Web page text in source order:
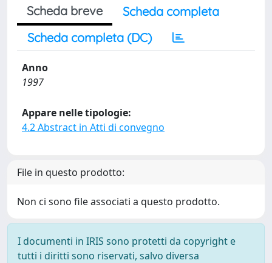
Scheda breve
Scheda completa
Scheda completa (DC)
Anno
1997
Appare nelle tipologie:
4.2 Abstract in Atti di convegno
File in questo prodotto:
Non ci sono file associati a questo prodotto.
I documenti in IRIS sono protetti da copyright e
tutti i diritti sono riservati, salvo diversa